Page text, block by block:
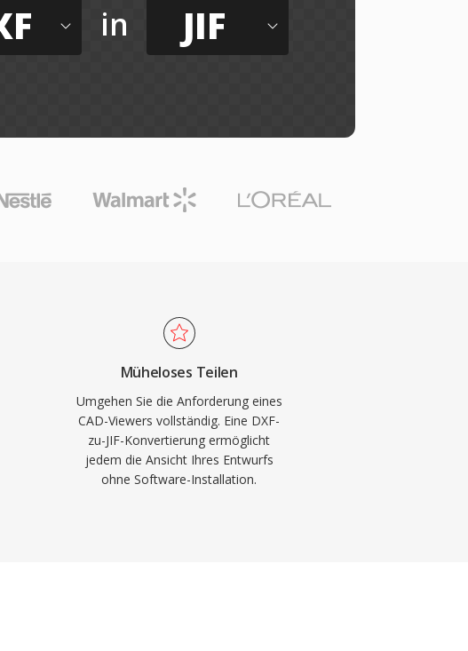
in JIF
Müheloses Teilen
Umgehen Sie die Anforderung eines
CAD-Viewers vollständig. Eine DXF-
zu-JIF-Konvertierung ermöglicht
jedem die Ansicht Ihres Entwurfs
ohne Software-Installation.